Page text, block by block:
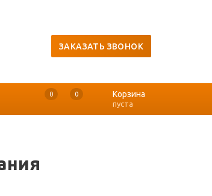
ЗАКАЗАТЬ ЗВОНОК
0 0 Корзина
пуста